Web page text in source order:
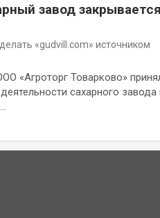
завод
«gudvill.com» источником
«Агроторг Товарково»
сахарного завода